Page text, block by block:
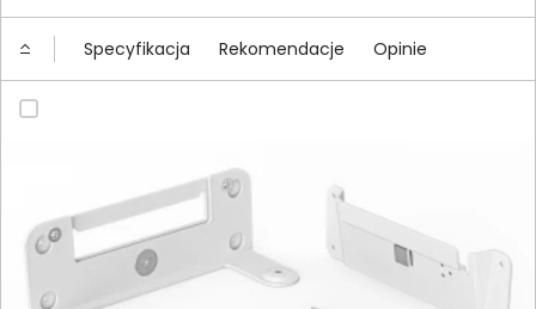
Specyfikacja Rekomendacje Opinie